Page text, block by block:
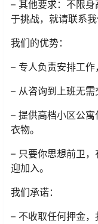
– 其他要求：不限
于挑战，就请联系我
我们的优势：
– 专人负责安排工作
– 从咨询到上班无需
– 提供高档小区公
衣物。
– 只要你思想前卫
迎加入。
我们承诺：
– 不收取任何押金